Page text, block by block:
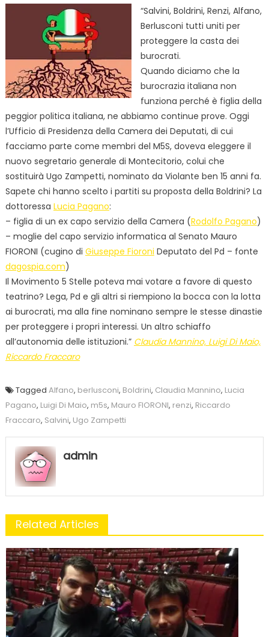
“Salvini, Boldrini, Renzi, Alfano,
Berlusconi tutti uniti per
proteggere la casta dei
burocrati.
Quando diciamo che la
burocrazia italiana non
funziona perché è figlia della
peggior politica italiana, ne abbiamo continue prove. Oggi
l’Ufficio di Presidenza della Camera dei Deputati, di cui
facciamo parte come membri del M5S, doveva eleggere il
nuovo segretario generale di Montecitorio, colui che
sostituirà Ugo Zampetti, nominato da Violante ben 15 anni fa.
Sapete chi hanno scelto i partiti su proposta della Boldrini? La
dottoressa Lucia Pagano:
– figlia di un ex capo servizio della Camera (Rodolfo Pagano)
– moglie del capo servizio informatica al Senato Mauro
FIORONI (cugino di Giuseppe Fioroni Deputato del Pd – fonte
dagospia.com)
Il Movimento 5 Stelle poteva mai votare a favore di questo
teatrino? Lega, Pd e gli altri si riempiono la bocca con la lotta
ai burocrati, ma alla fine nominano sempre le stesse dinastie
per proteggere i propri interessi. Un altro schiaffo
all’autonomia delle istituzioni.” Claudia Mannino, Luigi Di Maio,
Riccardo Fraccaro
Tagged Alfano, berlusconi, Boldrini, Claudia Mannino, Lucia
Pagano, Luigi Di Maio, m5s, Mauro FIORONI, renzi, Riccardo
Fraccaro, Salvini, Ugo Zampetti
admin
Related Articles